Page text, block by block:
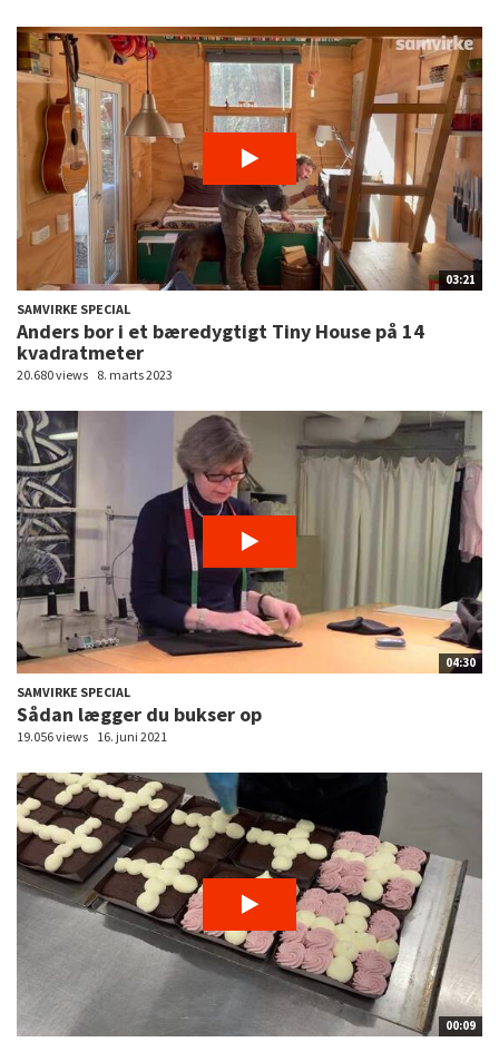
03:21
SAMVIRKE SPECIAL
Anders bor i et bæredygtigt Tiny House på 14
kvadratmeter
20.680 views 8. marts 2023
04:30
SAMVIRKE SPECIAL
Sådan lægger du bukser op
19.056 views 16. juni 2021
00:09